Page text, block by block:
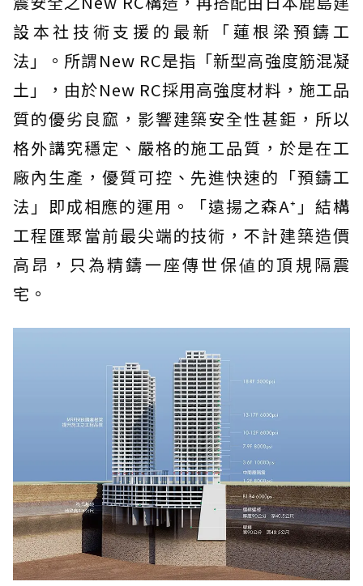
設本社技術支援的最新「蓮根梁預鑄工
法」。所謂New RC是指「新型高強度筋混凝
土」，由於New RC採用高強度材料，施工品
質的優劣良窳，影響建築安全性甚鉅，所以
格外講究穩定、嚴格的施工品質，於是在工
廠內生產，優質可控、先進快速的「預鑄工
法」即成相應的運用。「遠揚之森A⁺」結構
工程匯聚當前最尖端的技術，不計建築造價
高昂，只為精鑄一座傳世保値的頂規隔震
宅。